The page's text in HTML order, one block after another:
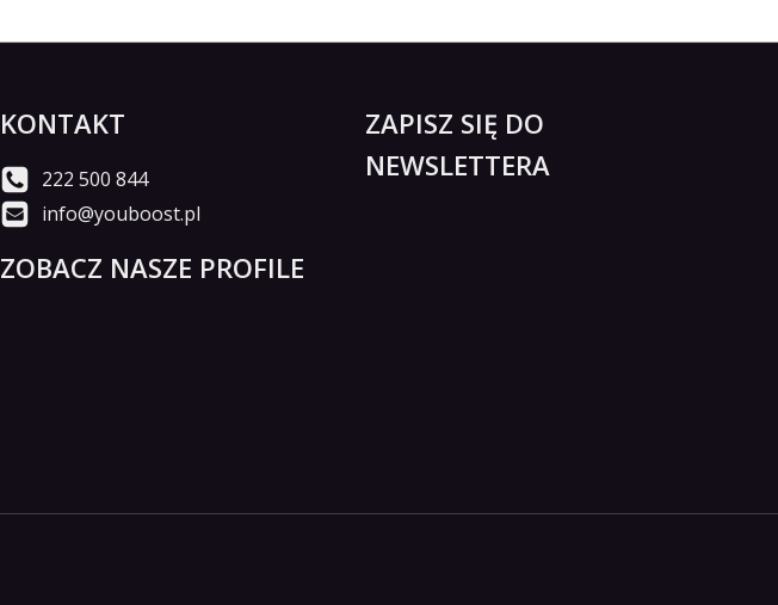
KONTAKT
222 500 844
info@youboost.pl
ZOBACZ NASZE PROFILE
ZAPISZ SIĘ DO
NEWSLETTERA